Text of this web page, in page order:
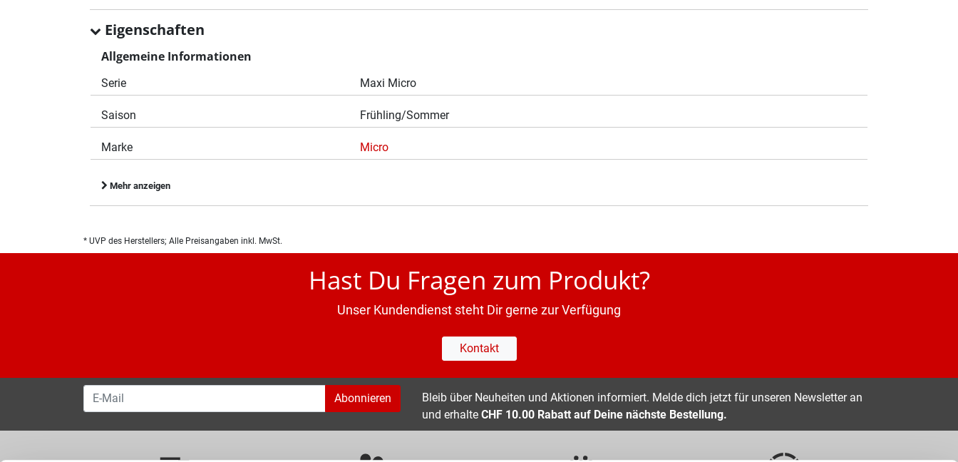
Eigenschaften
Allgemeine Informationen
Serie Maxi Micro
Saison Frühling/Sommer
Marke Micro
Mehr anzeigen
* UVP des Herstellers; Alle Preisangaben inkl. MwSt.
Hast Du Fragen zum Produkt?
Unser Kundendienst steht Dir gerne zur Verfügung
Kontakt
Abonnieren
Bleib über Neuheiten und Aktionen informiert. Melde dich jetzt für unseren Newsletter an
und erhalte CHF 10.00 Rabatt auf Deine nächste Bestellung.